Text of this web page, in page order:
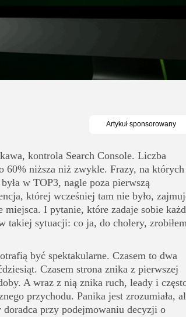
kontrola Search Console. Liczba
60% niższa niż zwykle. Frazy, na których
w TOP3, nagle poza pierwszą
której wcześniej tam nie było,
miejsca. I pytanie, które zadaje sobie
takiej sytuacji: co ja, do cholery,
być spektakularne. Czasem to dwa
Czasem strona znika z pierwszej
A wraz z nią znika ruch, leady i
przychodu. Panika jest zrozumiała,
doradca przy podejmowaniu decyzji o